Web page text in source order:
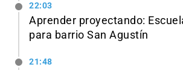
22:03
Aprender proyectando:
para barrio San Agustín
21:48